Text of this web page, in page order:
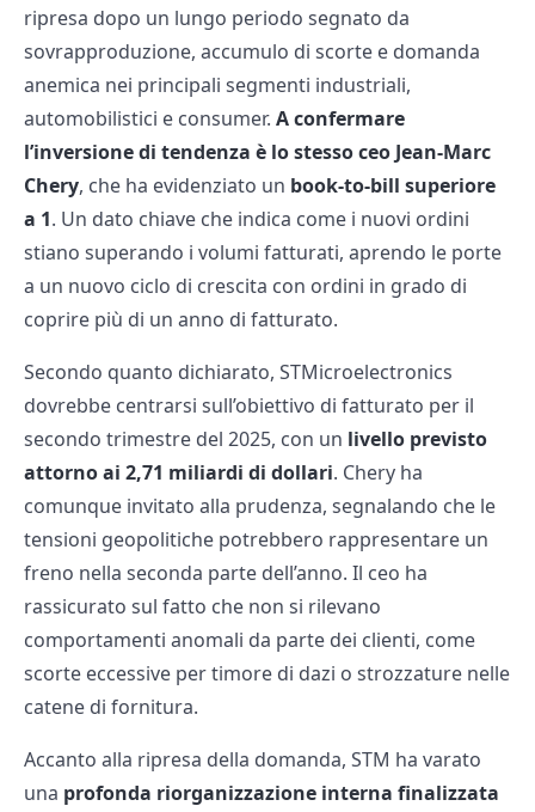
ripresa dopo un lungo periodo segnato da
sovrapproduzione, accumulo di scorte e domanda
anemica nei principali segmenti industriali,
automobilistici e consumer. A confermare
l’inversione di tendenza è lo stesso ceo Jean-Marc
Chery, che ha evidenziato un book-to-bill superiore
a 1. Un dato chiave che indica come i nuovi ordini
stiano superando i volumi fatturati, aprendo le porte
a un nuovo ciclo di crescita con ordini in grado di
coprire più di un anno di fatturato.
Secondo quanto dichiarato, STMicroelectronics
dovrebbe centrarsi sull’obiettivo di fatturato per il
secondo trimestre del 2025, con un livello previsto
attorno ai 2,71 miliardi di dollari. Chery ha
comunque invitato alla prudenza, segnalando che le
tensioni geopolitiche potrebbero rappresentare un
freno nella seconda parte dell’anno. Il ceo ha
rassicurato sul fatto che non si rilevano
comportamenti anomali da parte dei clienti, come
scorte eccessive per timore di dazi o strozzature nelle
catene di fornitura.
Accanto alla ripresa della domanda, STM ha varato
una profonda riorganizzazione interna finalizzata